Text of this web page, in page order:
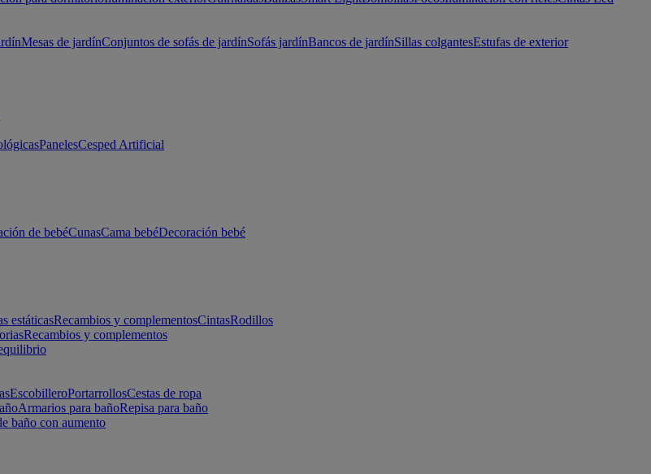
Mesas de jardínConjuntos de sofás de jardínSofás jardínBancos de jardínSillas colgantesEstufas de exterior
PanelesCesped Artificial
de bebéCunasCama bebéDecoración bebé
estáticasRecambios y complementosCintasRodillos
Recambios y complementos
EscobilleroPortarrollosCestas de ropa
Armarios para bañoRepisa para baño
baño con aumento